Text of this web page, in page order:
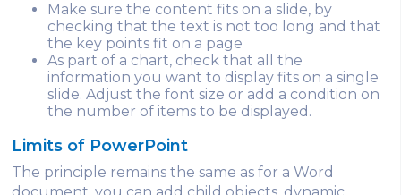
Make sure the content fits on a slide, by
checking that the text is not too long and that
the key points fit on a page
As part of a chart, check that all the
information you want to display fits on a single
slide. Adjust the font size or add a condition on
the number of items to be displayed.
Limits of PowerPoint
The principle remains the same as for a Word